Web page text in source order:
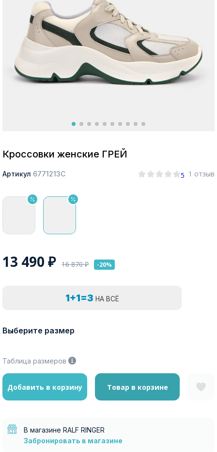
Кроссовки женские ГРЕЙ
Артикул 677121ЗС 5 1 отзыв
13 490 ₽ 16 870₽ -20%
1+1=3 НА ВСЁ
Выберите размер
Таблица размеров
Добавить в корзину Товар в корзине
В магазине RALF RINGER
Забронировать в магазине